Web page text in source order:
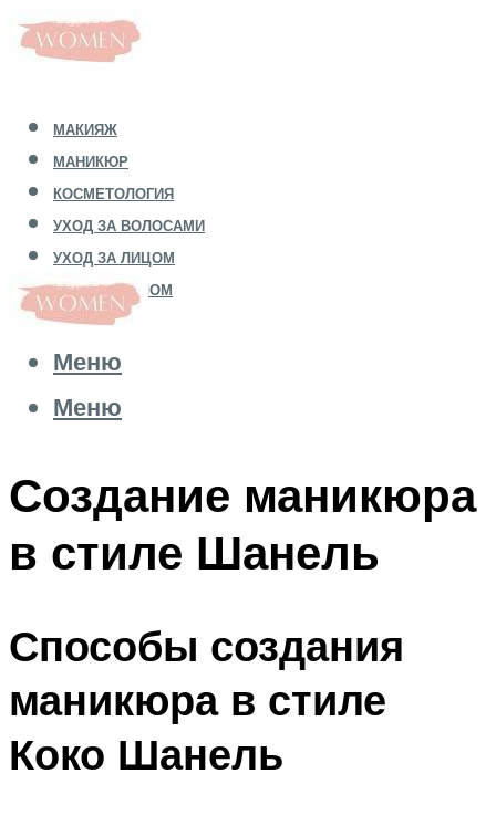
МАКИЯЖ
МАНИКЮР
КОСМЕТОЛОГИЯ
УХОД ЗА ВОЛОСАМИ
УХОД ЗА ЛИЦОМ
УХОД ЗА ТЕЛОМ
Меню
Меню
Создание маникюра
в стиле Шанель
Способы создания
маникюра в стиле
Коко Шанель